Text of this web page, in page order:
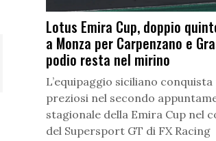
Lotus Emira Cup, doppio
a Monza per Carpenzano e
podio resta nel mirino
L’equipaggio siciliano
preziosi nel secondo
stagionale della Emira Cup nel
del Supersport GT di FX Racing